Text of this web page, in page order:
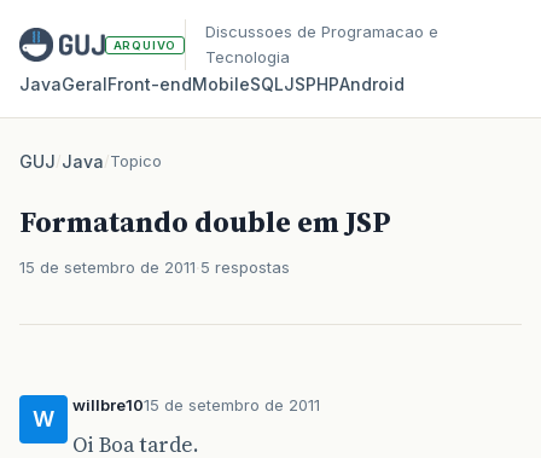
ARQUIVO
Discussoes de Programacao e
Tecnologia
JavaGeralFront‑endMobileSQLJSPHPAndroid
GUJ/Java/Topico
Formatando double em JSP
15 de setembro de 2011 5 respostas
W
willbre1015 de setembro de 2011
Oi Boa tarde.